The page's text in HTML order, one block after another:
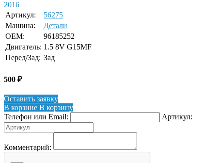
Артикул:
56275
Машина:
Детали
OEM:
96185252
Двигатель: 1.5 8V G15MF
Перед/Зад: Зад
500 ₽
Оставить заявку
В корзине В корзину
Телефон или Email:
Артикул:
Комментарий: